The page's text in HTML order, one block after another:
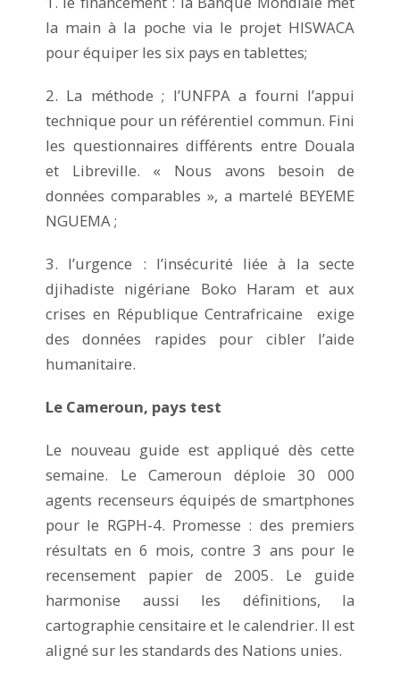
la main à la poche via le projet HISWACA
pour équiper les six pays en tablettes;
2. La méthode ; l’UNFPA a fourni l’appui
technique pour un référentiel commun. Fini
les questionnaires différents entre Douala
et Libreville. « Nous avons besoin de
données comparables », a martelé BEYEME
NGUEMA ;
3. l’urgence : l’insécurité liée à la secte
djihadiste nigériane Boko Haram et aux
crises en République Centrafricaine exige
des données rapides pour cibler l’aide
humanitaire.
Le Cameroun, pays test
Le nouveau guide est appliqué dès cette
semaine. Le Cameroun déploie 30 000
agents recenseurs équipés de smartphones
pour le RGPH-4. Promesse : des premiers
résultats en 6 mois, contre 3 ans pour le
recensement papier de 2005. Le guide
harmonise aussi les définitions, la
cartographie censitaire et le calendrier. Il est
aligné sur les standards des Nations unies.